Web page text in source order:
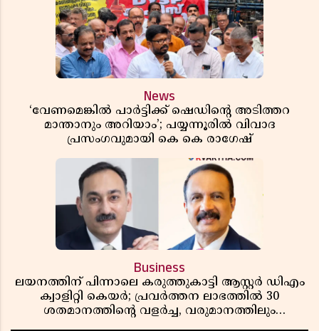
News
‘വേണമെങ്കിൽ പാർട്ടിക്ക് ഷെഡിൻ്റെ അടിത്തറ
മാന്താനും അറിയാം’; പയ്യന്നൂരിൽ വിവാദ
പ്രസംഗവുമായി കെ കെ രാഗേഷ്
Business
ലയനത്തിന് പിന്നാലെ കരുത്തുകാട്ടി ആസ്റ്റർ ഡിഎം
ക്വാളിറ്റി കെയർ; പ്രവർത്തന ലാഭത്തിൽ 30
ശതമാനത്തിൻ്റെ വളർച്ച, വരുമാനത്തിലും